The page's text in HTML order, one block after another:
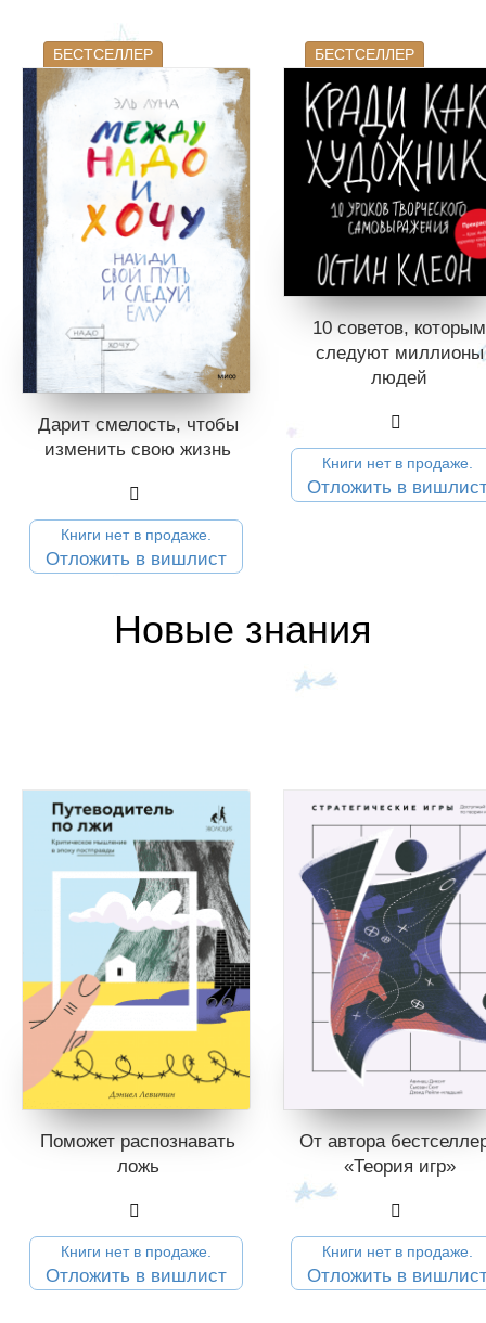
БЕСТСЕЛЛЕР
Дарит смелость, чтобы
изменить свою жизнь
Книги нет в продаже.
Отложить в вишлист
БЕСТСЕЛЛЕР
10 советов, которым
следуют миллионы
людей
Книги нет в продаже.
Отложить в
Новые знания
Поможет распознавать
ложь
Книги нет в продаже.
Отложить в вишлист
От автора
«Теория игр»
Книги нет в продаже.
Отложить в